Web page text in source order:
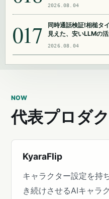
2026.08.04
017
同時通話検証!相槌タ
見えた、安いLLMの
2026.08.04
NOW
代表プロダ
KyaraFlip
キャラクター設定を持
き続けさせるAIキャラ